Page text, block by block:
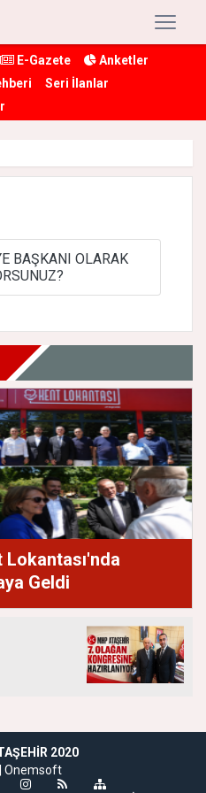
E-Gazete
Anketler
Seri İlanlar
BAŞKANI OLARAK
Geldi
2020
Onemsoft